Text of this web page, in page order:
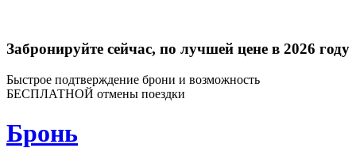
Забронируйте сейчас, по лучшей цене в 2026 году
Быстрое подтверждение брони и возможность
БЕСПЛАТНОЙ отмены поездки
Бронь